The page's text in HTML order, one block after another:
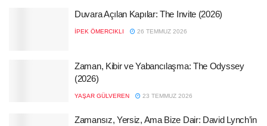
Duvara Açılan Kapılar: The Invite (2026)
İPEK ÖMERCIKLI 26 TEMMUZ 2026
Zaman, Kibir ve Yabancılaşma: The Odyssey
(2026)
YAŞAR GÜLVEREN 23 TEMMUZ 2026
Zamansız, Yersiz, Ama Bize Dair: David Lynch’in